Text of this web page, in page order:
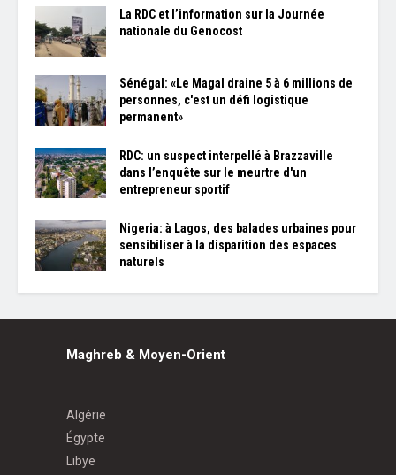
La RDC et l’information sur la Journée
nationale du Genocost
Sénégal: «Le Magal draine 5 à 6 millions de
personnes, c'est un défi logistique
permanent»
RDC: un suspect interpellé à Brazzaville
dans l’enquête sur le meurtre d'un
entrepreneur sportif
Nigeria: à Lagos, des balades urbaines pour
sensibiliser à la disparition des espaces
naturels
Maghreb & Moyen-Orient
Algérie
Égypte
Libye